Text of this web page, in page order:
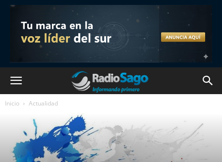
Inicio Actualidad